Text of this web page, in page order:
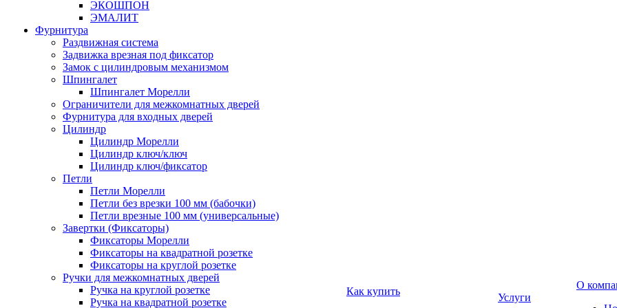
ЭКОШПОН
ЭМАЛИТ
Фурнитура
Раздвижная система
Задвижка врезная под фиксатор
Замок с цилиндровым механизмом
Шпингалет
Шпингалет Морелли
Ограничители для межкомнатных дверей
Фурнитура для входных дверей
Цилиндр
Цилиндр Морелли
Цилиндр ключ/ключ
Цилиндр ключ/фиксатор
Петли
Петли Морелли
Петли без врезки 100 мм (бабочки)
Петли врезные 100 мм (универсальные)
Завертки (Фиксаторы)
Фиксаторы Морелли
Фиксаторы на квадратной розетке
Фиксаторы на круглой розетке
Ручки для межкомнатных дверей
Ручка на круглой розетке
Ручка на квадратной розетке
Как купить
Услуги
О